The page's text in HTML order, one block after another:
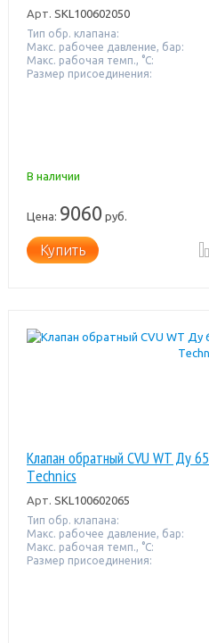
Арт. SKL100602050
Тип обр. клапана:
Макс. рабочее давление, бар:
Макс. рабочая темп., °С:
Размер присоединения:
В наличии
Цена: 9060 руб.
Купить
Клапан обратный CVU WT Ду
Тechnics
Арт. SKL100602065
Тип обр. клапана:
Макс. рабочее давление, бар:
Макс. рабочая темп., °С:
Размер присоединения: